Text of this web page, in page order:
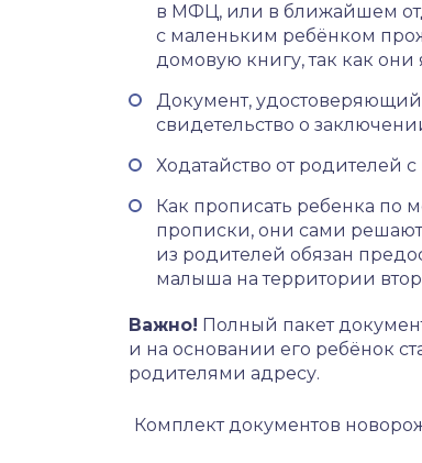
в МФЦ, или в ближайшем
с маленьким ребёнком
домовую книгу, так как
Документ,
свидетельство о
Ходатайство от родителей
Как прописать ребенка по
прописки, они сами
из родителей обязан
малыша на территории
Важно! Полный пакет
и на основании его ребёнок
родителями адресу.
Комплект документов